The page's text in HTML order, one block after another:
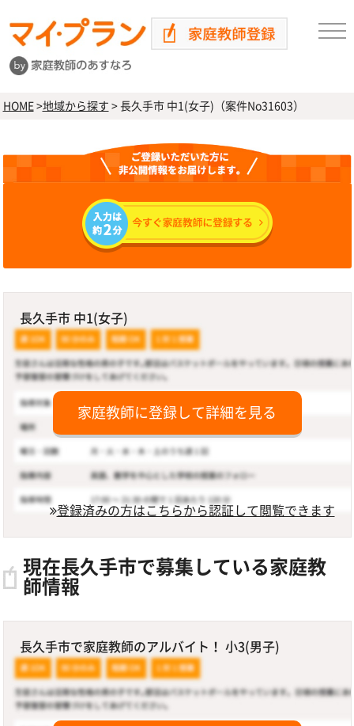
HOME>地域から探す >長久手市 中1(女子)（案件No31603）
長久手市 中1(女子)
家庭教師に登録して詳細を見る
登録済みの方はこちらから認証して閲覧できます
現在長久手市で募集している家庭教
師情報
長久手市で家庭教師のアルバイト！ 小3(男子)